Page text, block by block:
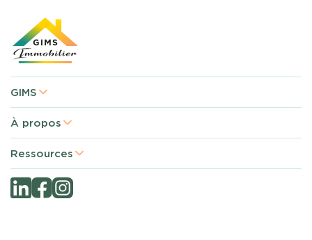
GIMS
À propos
Ressources